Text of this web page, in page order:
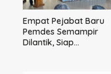
Empat Pejabat Baru
Pemdes Semampir
Dilantik, Siap